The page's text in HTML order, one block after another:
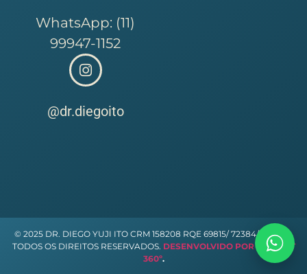
WhatsApp: (11)
99947-1152
@dr.diegoito
© 2025 DR. DIEGO YUJI ITO CRM 158208 RQE 69815/ 72384/ 104988.
TODOS OS DIREITOS RESERVADOS. DESENVOLVIDO POR LIFE MKT
360º.